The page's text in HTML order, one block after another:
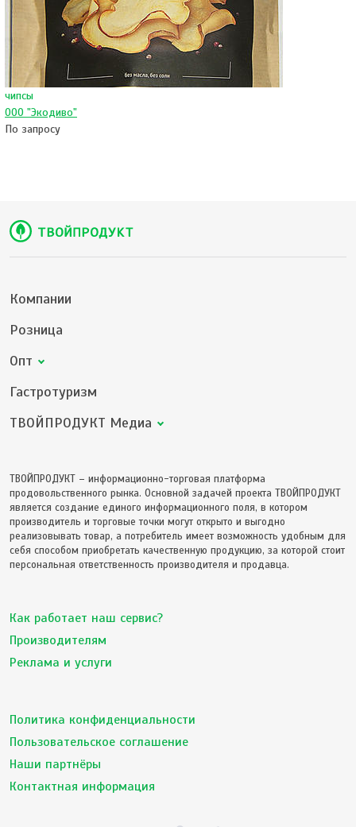
чипсы
ООО "Экодиво"
По запросу
Компании
Розница
Опт
Гастротуризм
ТВОЙПРОДУКТ Медиа
ТВОЙПРОДУКТ – информационно-торговая платформа
продовольственного рынка. Основной задачей проекта ТВОЙПРОДУКТ
является создание единого информационного поля, в котором
производитель и торговые точки могут открыто и выгодно
реализовывать товар, а потребитель имеет возможность удобным для
себя способом приобретать качественную продукцию, за которой стоит
персональная ответственность производителя и продавца.
Как работает наш сервис?
Производителям
Реклама и услуги
Политика конфиденциальности
Пользовательское соглашение
Наши партнёры
Контактная информация